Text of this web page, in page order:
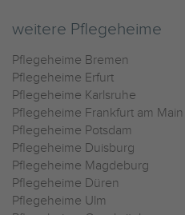
weitere Pflegeheime
Pflegeheime Bremen
Pflegeheime Erfurt
Pflegeheime Karlsruhe
Pflegeheime Frankfurt am Main
Pflegeheime Potsdam
Pflegeheime Duisburg
Pflegeheime Magdeburg
Pflegeheime Düren
Pflegeheime Ulm